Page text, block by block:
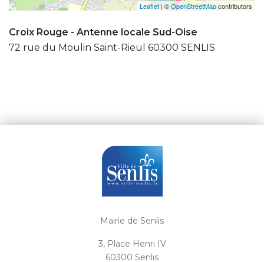
Leaflet | ©OpenStreetMapcontributors
Croix Rouge - Antenne locale Sud-Oise
72 rue du Moulin Saint-Rieul 60300 SENLIS
Mairie de Senlis
3, Place Henri IV
60300 Senlis